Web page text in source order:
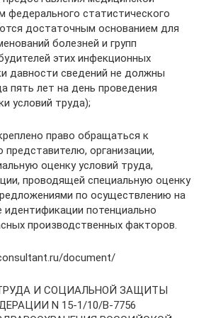
федерального статистического
достаточным основанием для
болезней и групп
этих инфекционных
давности сведений не должны
пять лет на день проведения
условий труда);
право обращаться к
представителю, организации,
оценку условий труда,
проводящей специальную оценку
по осуществлению на
идентификации потенциально
производственных факторов.
document/
И СОЦИАЛЬНОЙ ЗАЩИТЫ
N 15-1/10/В-7756